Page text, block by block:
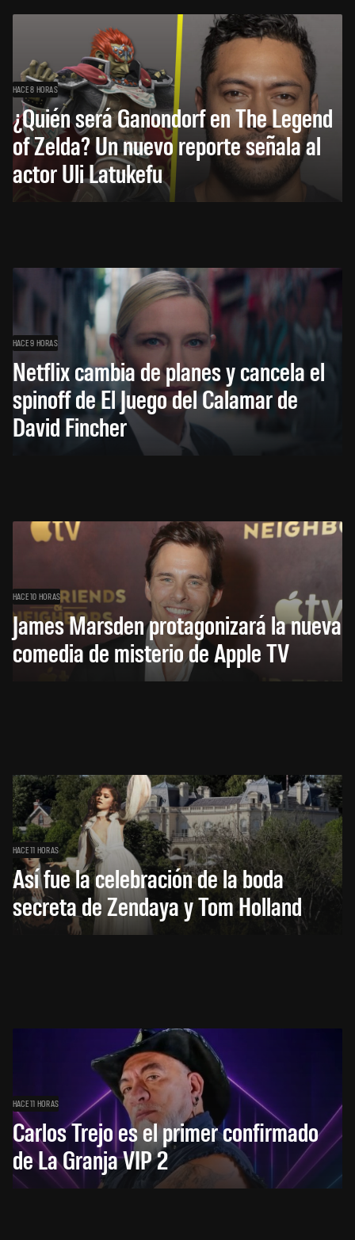
HACE 8 HORAS
¿Quién será Ganondorf en The Legend
of Zelda? Un nuevo reporte señala al
actor Uli Latukefu
HACE 9 HORAS
Netflix cambia de planes y cancela el
spinoff de El Juego del Calamar de
David Fincher
HACE 10 HORAS
James Marsden protagonizará la nueva
comedia de misterio de Apple TV
HACE 11 HORAS
Así fue la celebración de la boda
secreta de Zendaya y Tom Holland
HACE 11 HORAS
Carlos Trejo es el primer confirmado
de La Granja VIP 2